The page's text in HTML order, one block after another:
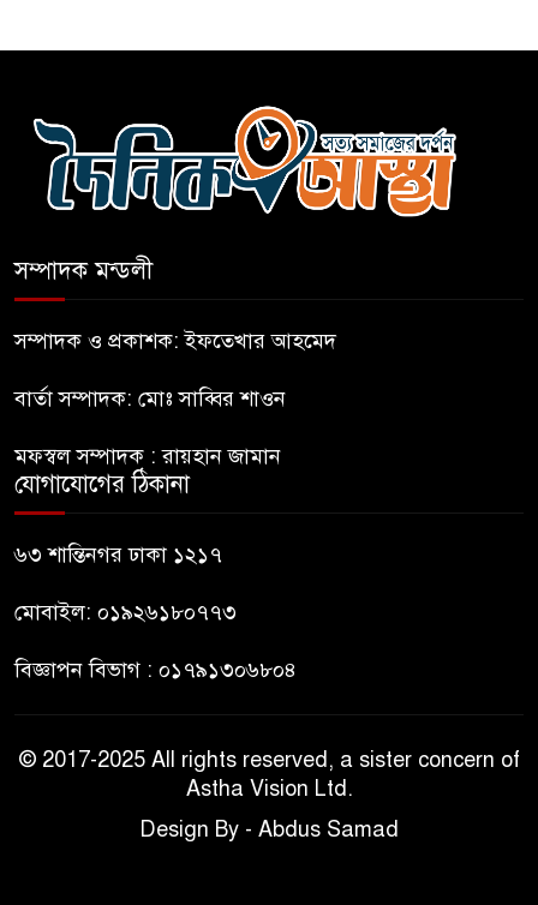
৬
বোমা হামলার আশঙ্কায় সারাদেশে
ইউনূস
নাটোরে পর্যটনমন্ত্রীকে হত্যার চেষ্টা;
পিস্তলসহ যুবক আটক
সম্পাদক মন্ডলী
সম্পাদক ও প্রকাশক: ইফতেখার আহমেদ
বার্তা সম্পাদক: মোঃ সাব্বির শাওন
মফস্বল সম্পাদক : রায়হান জামান
যোগাযোগের ঠিকানা
৬৩ শান্তিনগর ঢাকা ১২১৭
মোবাইল: ০১৯২৬১৮০৭৭৩
বিজ্ঞাপন বিভাগ : ০১৭৯১৩০৬৮০৪
© 2017-2025 All rights reserved, a sister concern of
Astha Vision Ltd.
Design By - Abdus Samad